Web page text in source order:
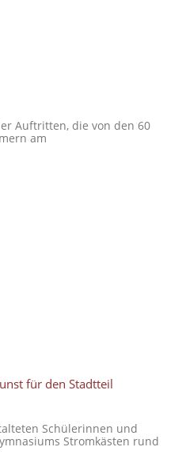
Auftritten, die von den 60
am
für den Stadtteil
Schülerinnen und
Stromkästen rund